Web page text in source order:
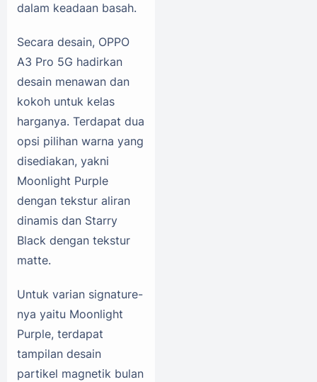
dalam keadaan basah.
Secara desain, OPPO
A3 Pro 5G hadirkan
desain menawan dan
kokoh untuk kelas
harganya. Terdapat dua
opsi pilihan warna yang
disediakan, yakni
Moonlight Purple
dengan tekstur aliran
dinamis dan Starry
Black dengan tekstur
matte.
Untuk varian signature-
nya yaitu Moonlight
Purple, terdapat
tampilan desain
partikel magnetik bulan